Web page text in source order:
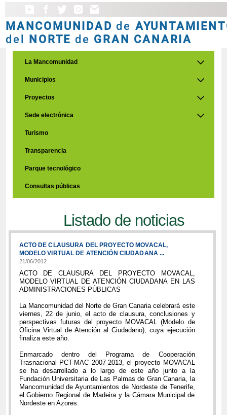
MANCOMUNIDAD de
del NORTE de GRAN CANARIA
La Mancomunidad
Municipios
Proyectos
Sede electrónica
Turismo
Transparencia
Parque tecnológico
Consultas públicas
Listado de noticias
ACTO DE CLAUSURA DEL PROYECTO MOVACAL,
MODELO VIRTUAL DE ATENCIÓN CIUDADANA ...
21/06/2012
ACTO DE CLAUSURA DEL PROYECTO MOVACAL,
MODELO VIRTUAL DE ATENCIÓN CIUDADANA EN LAS
ADMINISTRACIONES PÚBLICAS
La Mancomunidad del Norte de Gran Canaria celebrará este
viernes, 22 de junio, el acto de clausura, conclusiones y
perspectivas futuras del proyecto MOVACAL (Modelo de
Oficina Virtual de Atención al Ciudadano), cuya ejecución
finaliza este año.
Enmarcado dentro del Programa de Cooperación
Trasnacional PCT-MAC 2007-2013, el proyecto MOVACAL
se ha desarrollado a lo largo de este año junto a la
Fundación Universitaria de Las Palmas de Gran Canaria, la
Mancomunidad de Ayuntamientos de Nordeste de Tenerife,
el Gobierno Regional de Madeira y la Cámara Municipal de
Nordeste en Azores.